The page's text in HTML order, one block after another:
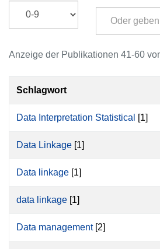
Anzeige der Publikationen 41-60
Schlagwort
Data Interpretation Statistical [1]
Data Linkage [1]
Data linkage [1]
data linkage [1]
Data management[2]